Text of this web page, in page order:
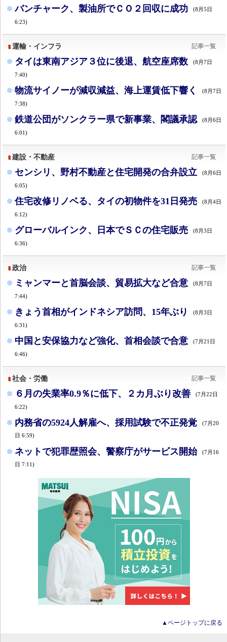
バンチャーク、製油所でＣＯ２回収に成功 (8月5日
6:23)
運輸・インフラ 記事一覧
タイは東南アジア３位に後退、航空座席数 (8月7日
7:40)
物流サイノーが減収減益、海上運賃低下響く (8月7日
7:38)
鉄道公団がソンクラー県で新事業、閣議承認 (8月6日
6:01)
建設・不動産 記事一覧
センシリ、野村不動産と住宅開発の合弁設立 (8月6日
6:05)
住宅改修リノベる、タイの初物件を31日発売 (8月4日
6:12)
グローバルインク、日本でＳＣの住宅販売 (8月3日
6:36)
政治 記事一覧
ミャンマーと首脳会談、貿易拡大など合意 (8月7日
7:44)
きょう首相がインドネシア訪問、15年ぶり (8月3日
6:31)
中国と安保協力など強化、首相会談で合意 (7月21日
6:46)
社会・労働 記事一覧
６月の失業率0.9％に低下、２カ月ぶり改善 (7月22日
6:22)
内務省の5924人解雇へ、採用試験で不正発覚
(7月20
日 6:59)
ネットで犯罪歴照会、警察庁がサービス開始
(7月16
日 7:11)
▲ページトップに戻る